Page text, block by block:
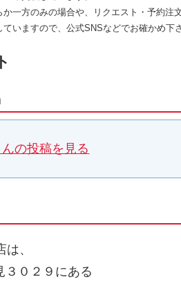
一方のみの場合や、リクエスト・予約注
いますので、公式SNSなどでお確かめ下
の投稿を見る
、
３０２９にある